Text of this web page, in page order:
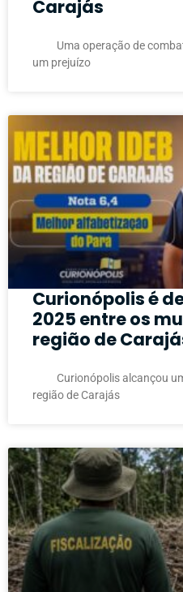
Carajás
Uma operação de
um prejuízo
Curionópolis é
2025 entre os
região de
Curionópolis alcançou um
região de Carajás